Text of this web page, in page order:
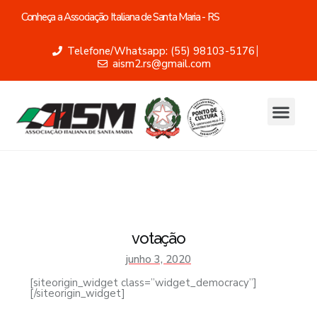
Conheça a Associação Italiana de Santa Maria - RS
Telefone/Whatsapp: (55) 98103-5176
aism2.rs@gmail.com
votação
junho 3, 2020
[siteorigin_widget class=”widget_democracy”]
[/siteorigin_widget]